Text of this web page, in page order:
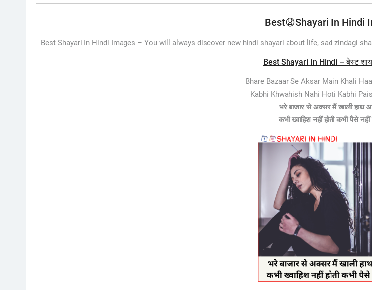
Best😧Shayari In Hindi
Best Shayari In Hindi Images – You will always discover new hindi shayari about life, sad zindagi
Best Shayari In Hindi – बेस्ट
Bhare Bazaar Se Aksar Main Khali
Kabhi Khwahish Nahi Hoti Kabhi
भरे बाजार से अक्सर मैं खाली हाथ
कभी ख्वाहिश नहीं होती कभी पैसे नहीं